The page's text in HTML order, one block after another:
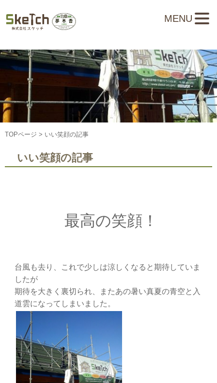
TOPページ > いい笑顔の記事
いい笑顔の記事
最高の笑顔！
台風も去り、これで少しは涼しくなると期待していま
したが
期待を大きく裏切られ、またあの暑い真夏の青空と入
道雲になってしまいました。
MENU